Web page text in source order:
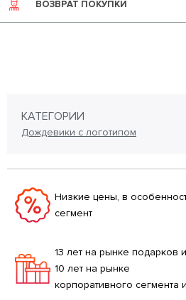
ВОЗВРАТ ПОКУПКИ
КАТЕГОРИИ
Дождевики с логотипом
Низкие цены, в
сегмент
13 лет на рынке подарков и
10 лет на рынке
корпоративного сегмента